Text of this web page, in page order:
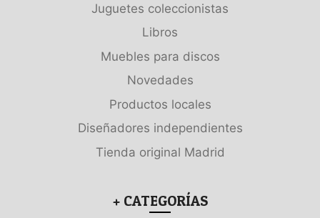
Juguetes coleccionistas
Libros
Muebles para discos
Novedades
Productos locales
Diseñadores independientes
Tienda original Madrid
+ CATEGORÍAS